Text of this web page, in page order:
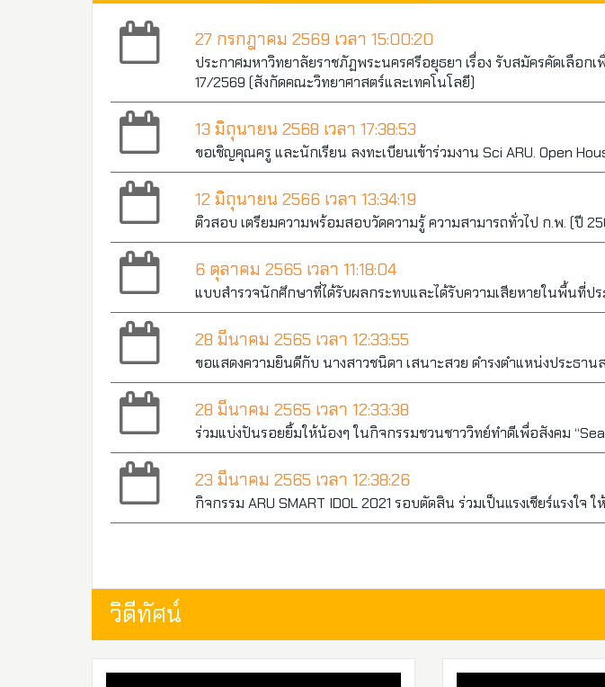
27 กรกฎาคม 2569 เวลา 15:00:20
ประกาศมหาวิทยาลัยราชภัฏพระนครศรีอยุธยา เรื่อง รับสมัครคัดเลือก
17/2569 (สังกัดคณะวิทยาศาสตร์และเทคโนโลยี)
13 มิถุนายน 2568 เวลา 17:38:53
ขอเชิญคุณครู และนักเรียน ลงทะเบียนเข้าร่วมงาน Sci ARU. Open
12 มิถุนายน 2566 เวลา 13:34:19
ติวสอบ เตรียมความพร้อมสอบวัดความรู้ ความสามารถทั่วไป ก.พ. (ปี
6 ตุลาคม 2565 เวลา 11:18:04
แบบสำรวจนักศึกษาที่ได้รับผลกระทบและได้รับความเสียหายในพื้นที่ป
28 มีนาคม 2565 เวลา 12:33:55
ขอแสดงความยินดีกับ นางสาวชนิดา เสนาะสวย ดำรงตำแหน่งประธ
28 มีนาคม 2565 เวลา 12:33:38
ร่วมแบ่งปันรอยยิ้มให้น้องๆ ในกิจกรรมชวนชาววิทย์ทำดีเพื่อสังคม
23 มีนาคม 2565 เวลา 12:38:26
กิจกรรม ARU SMART IDOL 2021 รอบตัดสิน ร่วมเป็นแรงเชียร์แรงใ
วิดีทัศน์